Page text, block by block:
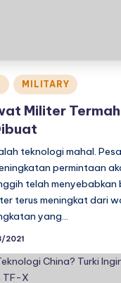
MILITARY
Militer
teknologi mahal.
permintaan
telah menyebabkan
terus meningkat dari
yang…
2021